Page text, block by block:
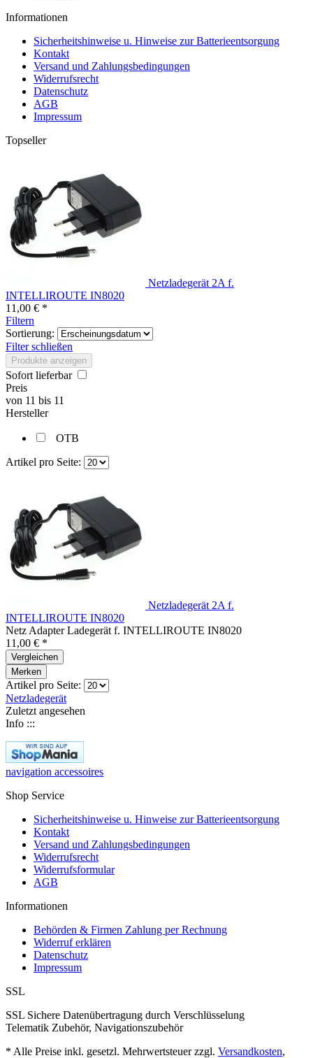
Informationen
Sicherheitshinweise u. Hinweise zur Batterieentsorgung
Kontakt
Versand und Zahlungsbedingungen
Widerrufsrecht
Datenschutz
AGB
Impressum
Topseller
Netzladegerät 2A f.
INTELLIROUTE IN8020
11,00 € *
Filtern
Sortierung:
Filter schließen
Produkte anzeigen
Sofort lieferbar
Preis
von 11 bis 11
Hersteller
OTB
Artikel pro Seite:
Netzladegerät 2A f.
INTELLIROUTE IN8020
Netz Adapter Ladegerät f. INTELLIROUTE IN8020
11,00 € *
Vergleichen
Merken
Artikel pro Seite:
Netzladegerät
Zuletzt angesehen
Info :::
navigation accessoires
Shop Service
Sicherheitshinweise u. Hinweise zur Batterieentsorgung
Kontakt
Versand und Zahlungsbedingungen
Widerrufsrecht
Widerrufsformular
AGB
Informationen
Behörden & Firmen Zahlung per Rechnung
Widerruf erklären
Datenschutz
Impressum
SSL
SSL Sichere Datenübertragung durch Verschlüsselung
Telematik Zubehör, Navigationszubehör
* Alle Preise inkl. gesetzl. Mehrwertsteuer zzgl. Versandkosten,